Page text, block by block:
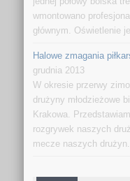
wmontowano
głównym. Oświetlenie
Halowe zmagania
grudnia 2013
W okresie przerwy
drużyny młodzieżowe
Krakowa.
rozgrywek naszych
mecze naszych